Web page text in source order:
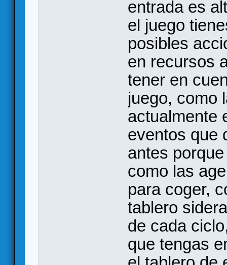
entrada es
el juego
posibles
en recursos
tener en
juego, como
actualmente
eventos que
antes
como las
para coger,
tablero
de cada
que tengas